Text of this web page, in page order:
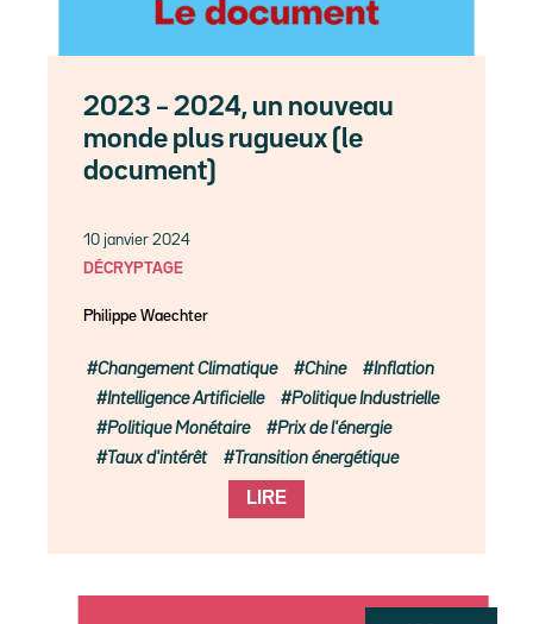
2023 – 2024, un nouveau
monde plus rugueux (le
document)
10 janvier 2024
DÉCRYPTAGE
Philippe Waechter
LIRE
Changement Climatique Chine
Inflation
Intelligence Artificielle
Politique Industrielle
Politique Monétaire
Prix de l'énergie
Taux d'intérêt
Transition énergétique